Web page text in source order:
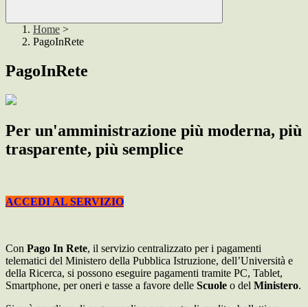
Home >
PagoInRete
PagoInRete
Per un'amministrazione più moderna, più
trasparente, più semplice
ACCEDI AL SERVIZIO
Con Pago In Rete, il servizio centralizzato per i pagamenti
telematici del Ministero della Pubblica Istruzione, dell’Università e
della Ricerca, si possono eseguire pagamenti tramite PC, Tablet,
Smartphone, per oneri e tasse a favore delle Scuole o del Ministero.